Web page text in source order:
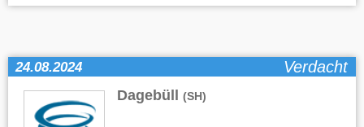
24.08.2024 Verdacht
Dagebüll (SH)